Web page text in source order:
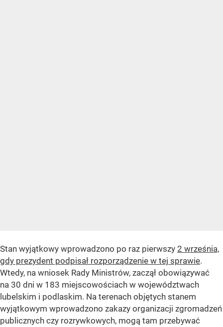
Stan wyjątkowy wprowadzono po raz pierwszy 2 września,
gdy prezydent podpisał rozporządzenie w tej sprawie.
Wtedy, na wniosek Rady Ministrów, zaczął obowiązywać
na 30 dni w 183 miejscowościach w województwach
lubelskim i podlaskim. Na terenach objętych stanem
wyjątkowym wprowadzono zakazy organizacji zgromadzeń
publicznych czy rozrywkowych, mogą tam przebywać